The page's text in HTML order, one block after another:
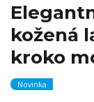
kožená
kroko
Novinka